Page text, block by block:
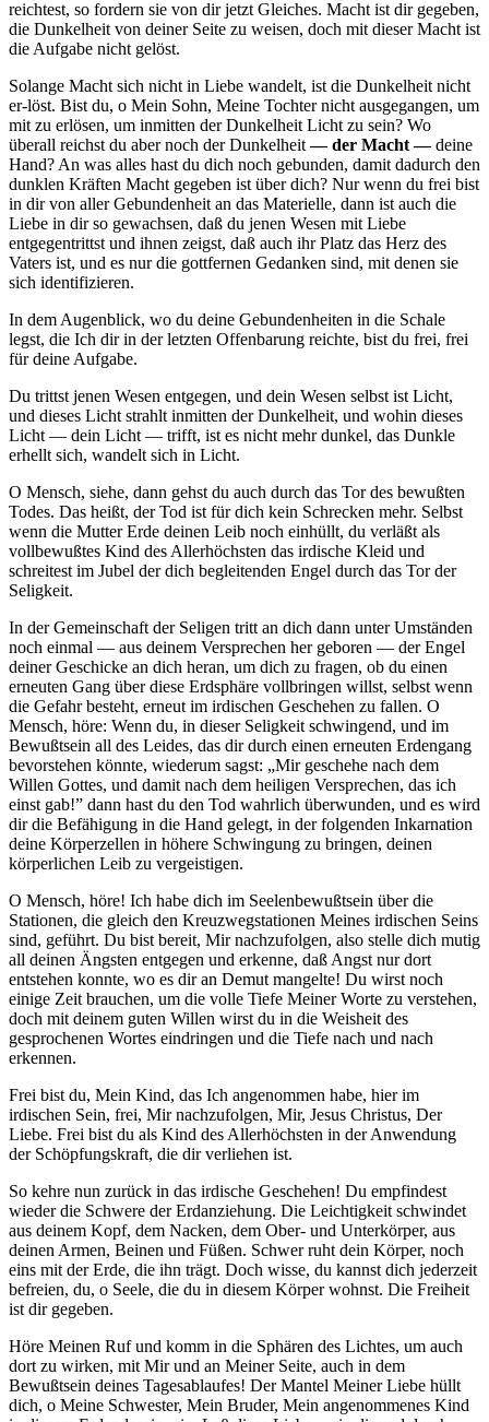
reichtest, so fordern sie von dir jetzt Gleiches. Macht ist dir gegeben,
die Dunkelheit von deiner Seite zu weisen, doch mit dieser Macht ist
die Aufgabe nicht gelöst.
Solange Macht sich nicht in Liebe wandelt, ist die Dunkelheit nicht
er-löst. Bist du, o Mein Sohn, Meine Tochter nicht ausgegangen, um
mit zu erlösen, um inmitten der Dunkelheit Licht zu sein? Wo
überall reichst du aber noch der Dunkelheit— der Macht —deine
Hand? An was alles hast du dich noch gebunden, damit dadurch den
dunklen Kräften Macht gegeben ist über dich? Nur wenn du frei bist
in dir von aller Gebundenheit an das Materielle, dann ist auch die
Liebe in dir so gewachsen, daß du jenen Wesen mit Liebe
entgegentrittst und ihnen zeigst, daß auch ihr Platz das Herz des
Vaters ist, und es nur die gottfernen Gedanken sind, mit denen sie
sich identifizieren.
In dem Augenblick, wo du deine Gebundenheiten in die Schale
legst, die Ich dir in der letzten Offenbarung reichte, bist du frei, frei
für deine Aufgabe.
Du trittst jenen Wesen entgegen, und dein Wesen selbst ist Licht,
und dieses Licht strahlt inmitten der Dunkelheit, und wohin dieses
Licht — dein Licht — trifft, ist es nicht mehr dunkel, das Dunkle
erhellt sich, wandelt sich in Licht.
O Mensch, siehe, dann gehst du auch durch das Tor des bewußten
Todes. Das heißt, der Tod ist für dich kein Schrecken mehr. Selbst
wenn die Mutter Erde deinen Leib noch einhüllt, du verläßt als
vollbewußtes Kind des Allerhöchsten das irdische Kleid und
schreitest im Jubel der dich begleitenden Engel durch das Tor der
Seligkeit.
In der Gemeinschaft der Seligen tritt an dich dann unter Umständen
noch einmal — aus deinem Versprechen her geboren — der Engel
deiner Geschicke an dich heran, um dich zu fragen, ob du einen
erneuten Gang über diese Erdsphäre vollbringen willst, selbst wenn
die Gefahr besteht, erneut im irdischen Geschehen zu fallen. O
Mensch, höre: Wenn du, in dieser Seligkeit schwingend, und im
Bewußtsein all des Leides, das dir durch einen erneuten Erdengang
bevorstehen könnte, wiederum sagst: „Mir geschehe nach dem
Willen Gottes, und damit nach dem heiligen Versprechen, das ich
einst gab!” dann hast du den Tod wahrlich überwunden, und es wird
dir die Befähigung in die Hand gelegt, in der folgenden Inkarnation
deine Körperzellen in höhere Schwingung zu bringen, deinen
körperlichen Leib zu vergeistigen.
O Mensch, höre! Ich habe dich im Seelenbewußtsein über die
Stationen, die gleich den Kreuzwegstationen Meines irdischen Seins
sind, geführt. Du bist bereit, Mir nachzufolgen, also stelle dich mutig
all deinen Ängsten entgegen und erkenne, daß Angst nur dort
entstehen konnte, wo es dir an Demut mangelte! Du wirst noch
einige Zeit brauchen, um die volle Tiefe Meiner Worte zu verstehen,
doch mit deinem guten Willen wirst du in die Weisheit des
gesprochenen Wortes eindringen und die Tiefe nach und nach
erkennen.
Frei bist du, Mein Kind, das Ich angenommen habe, hier im
irdischen Sein, frei, Mir nachzufolgen, Mir, Jesus Christus, Der
Liebe. Frei bist du als Kind des Allerhöchsten in der Anwendung
der Schöpfungskraft, die dir verliehen ist.
So kehre nun zurück in das irdische Geschehen! Du empfindest
wieder die Schwere der Erdanziehung. Die Leichtigkeit schwindet
aus deinem Kopf, dem Nacken, dem Ober- und Unterkörper, aus
deinen Armen, Beinen und Füßen. Schwer ruht dein Körper, noch
eins mit der Erde, die ihn trägt. Doch wisse, du kannst dich jederzeit
befreien, du, o Seele, die du in diesem Körper wohnst. Die Freiheit
ist dir gegeben.
Höre Meinen Ruf und komm in die Sphären des Lichtes, um auch
dort zu wirken, mit Mir und an Meiner Seite, auch in dem
Bewußtsein deines Tagesablaufes! Der Mantel Meiner Liebe hüllt
dich, o Meine Schwester, Mein Bruder, Mein angenommenes Kind